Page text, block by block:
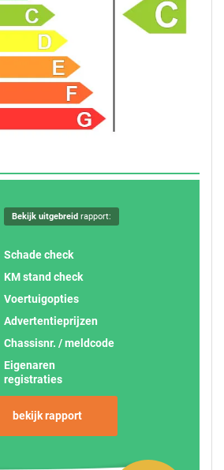
Bekijk uitgebreidrapport:
Schade check
KM stand check
Voertuigopties
Advertentieprijzen
Chassisnr. / meldcode
Eigenaren
registraties
bekijk rapport